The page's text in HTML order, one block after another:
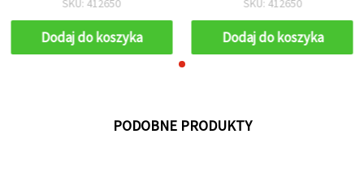
nadrukiem – 2,7 m
Dodaj do koszyka
nadrukiem – 2,7 m
Dodaj do koszyka
PODOBNE PRODUKTY